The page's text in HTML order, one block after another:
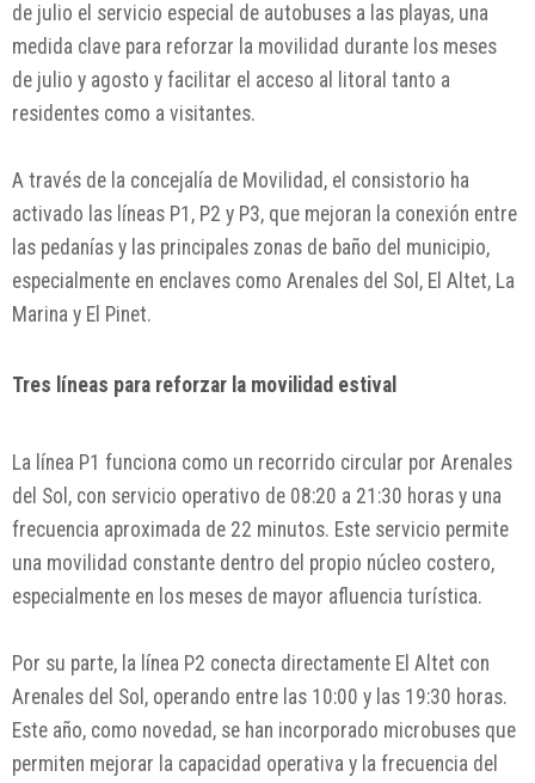
de julio el servicio especial de autobuses a las playas, una
medida clave para reforzar la movilidad durante los meses
de julio y agosto y facilitar el acceso al litoral tanto a
residentes como a visitantes.
A través de la concejalía de Movilidad, el consistorio ha
activado las líneas P1, P2 y P3, que mejoran la conexión entre
las pedanías y las principales zonas de baño del municipio,
especialmente en enclaves como Arenales del Sol , El Altet, La
Marina y El Pinet.
Tres líneas para reforzar la movilidad estival
La línea P1 funciona como un recorrido circular por Arenales
del Sol, con servicio operativo de 08:20 a 21:30 horas y una
frecuencia aproximada de 22 minutos. Este servicio permite
una movilidad constante dentro del propio núcleo costero,
especialmente en los meses de mayor afluencia turística.
Por su parte, la línea P2 conecta directamente El Altet con
Arenales del Sol, operando entre las 10:00 y las 19:30 horas.
Este año, como novedad, se han incorporado microbuses que
permiten mejorar la capacidad operativa y la frecuencia del